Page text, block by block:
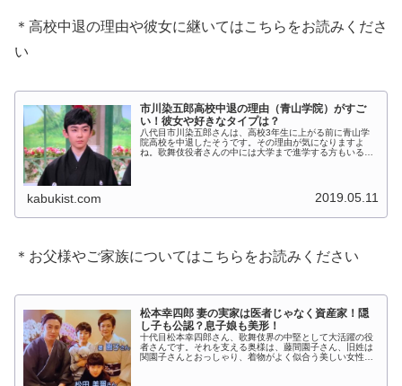
＊高校中退の理由や彼女に継いてはこちらをお読みくださ
い
市川染五郎高校中退の理由（青山学院）がすご
い！彼女や好きなタイプは？
八代目市川染五郎さんは、高校3年生に上がる前に青山学
院高校を中退したそうです。その理由が気になりますよ
ね。歌舞伎役者さんの中には大学まで進学する方もいるの
kabukist.com 2019.05.11
＊お父様やご家族についてはこちらをお読みください
松本幸四郎 妻の実家は医者じゃなく資産家！隠
し子も公認？息子娘も美形！
十代目松本幸四郎さん、歌舞伎界の中堅として大活躍の役
者さんです。それを支える奥様は、藤間園子さん、旧姓は
関園子さんとおっしゃり、着物がよく似合う美しい女性で